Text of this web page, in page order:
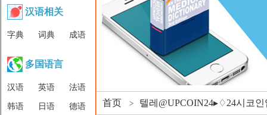
汉语相关
字典 词典 成语
多国语言
汉语 英语 法语
韩语 日语 德语 首页 > 텔레@UPCOIN24▸♢24시코